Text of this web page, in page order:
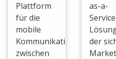
Plattform
für die
mobile
Kommunikation
zwischen
as-a-
Service
der